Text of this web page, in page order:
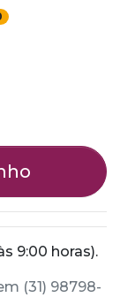
9:00 horas).
(31) 98798-